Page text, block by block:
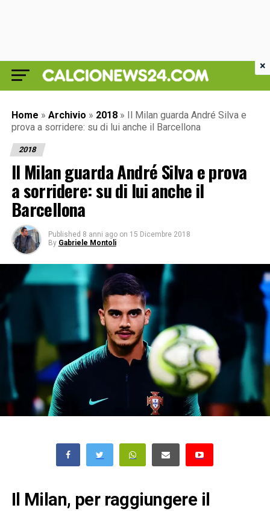
Home » Archivio » 2018 » Il Milan guarda André Silva e
prova a sorridere: su di lui anche il Barcellona
2018
Il Milan guarda André Silva e prova
a sorridere: su di lui anche il
Barcellona
Published 8 anni ago on 15 Dicembre 2018
By Gabriele Montoli
Il Milan, per raggiungere il
×